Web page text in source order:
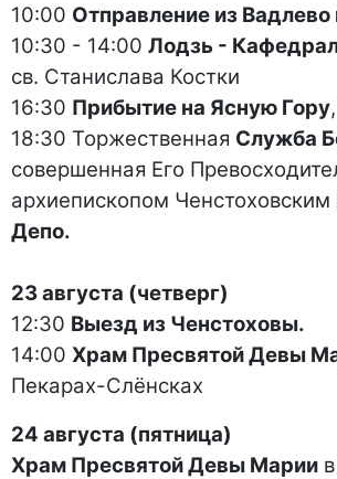
10:00 Отправление из Вадлево
10:30 - 14:00 Лодзь -
св. Станислава Костки
16:30 Прибытие на Ясную Гору
18:30 Торжественная Служба
совершенная Его
архиепископом Ченстоховским
Депо.
23 августа (четверг)
12:30 Выезд из Ченстоховы.
14:00 Храм Пресвятой Девы
Пекарах-Слёнсках
24 августа (пятница)
Храм Пресвятой Девы Марии